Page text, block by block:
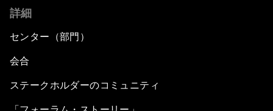
詳細
センター（部門）
会合
ステークホルダーのコミュニティ